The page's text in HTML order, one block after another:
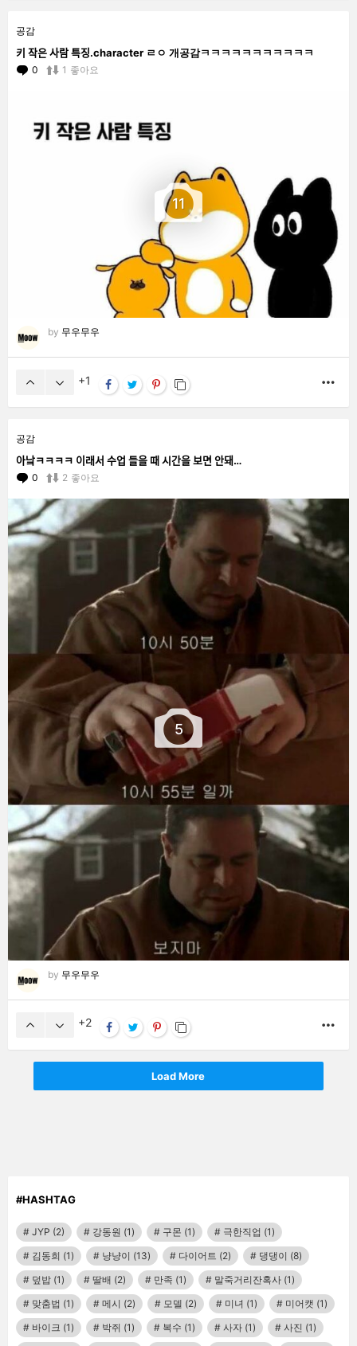
공감
키 작은 사람 특징.character ㄹㅇ 개공감ㅋㅋㅋㅋㅋㅋㅋㅋㅋㅋㅋ
0 Comments
1 좋아요
11
by 무우무우
1
공감
아낰ㅋㅋㅋㅋ 이래서 수업 들을 때 시간을 보면 안돼…
0 Comments
2 좋아요
5
by 무우무우
2
Load More
#HASHTAG
JYP (2) 강동원 (1) 구몬 (1) 극한직업 (1)
김동희 (1) 냥냥이 (13) 다이어트 (2) 댕댕이 (8)
덮밥 (1) 딸배 (2) 만족 (1) 말죽거리잔혹사 (1)
맞춤법 (1) 메시 (2) 모델 (2) 미녀 (1) 미어캣 (1)
바이크 (1) 박쥐 (1) 복수 (1) 사자 (1) 사진 (1)